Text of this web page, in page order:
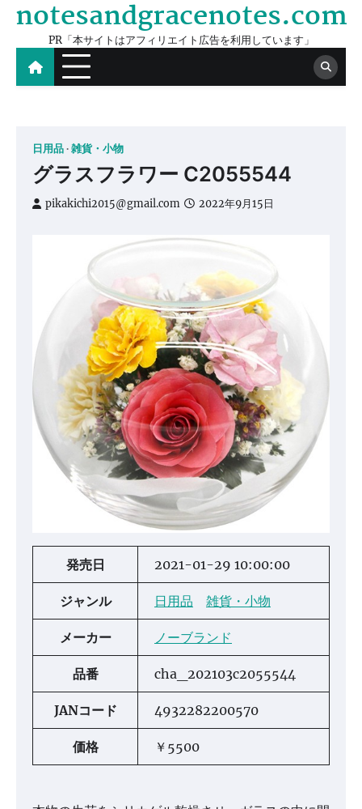
Skip
content
notesandgracenotes.com
PR「本サイトはアフィリエイト広告を利用しています」
日用品 雑貨・小物
グラスフラワー C2055544
pikakichi2015@gmail.com 2022年9月15日
発売日 2021-01-29 10:00:00
ジャンル 日用品 雑貨・小物
メーカー ノーブランド
品番 cha_202103c2055544
JANコード 4932282200570
価格 ￥5500